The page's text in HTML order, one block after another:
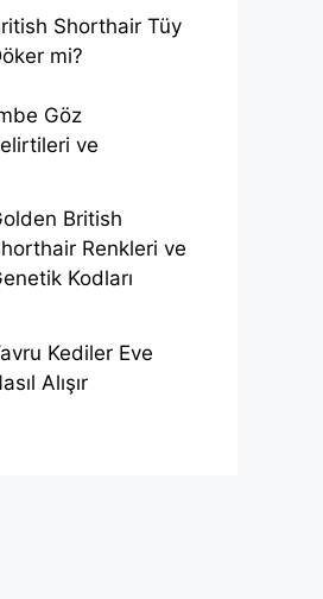
Shorthair Tüy
mi?
Göz
ve
British
Renkleri ve
Kodları
Kediler Eve
Alışır